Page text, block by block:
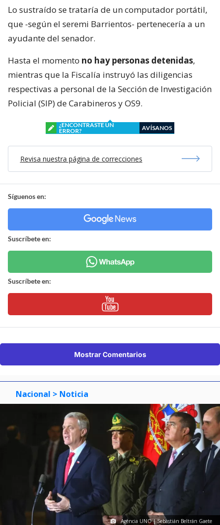
Lo sustraído se trataría de un computador portátil,
que -según el seremi Barrientos- pertenecería a un
ayudante del senador.
Hasta el momento no hay personas detenidas,
mientras que la Fiscalía instruyó las diligencias
respectivas a personal de la Sección de Investigación
Policial (SIP) de Carabineros y OS9.
¿ENCONTRASTE UN
ERROR?
AVÍSANOS
Revisa nuestra página de correcciones
Síguenos en:
Suscríbete en:
Suscríbete en:
Mostrar Comentarios
Nacional > Noticia
Agencia UNO | Sebastián Beltrán Gaete